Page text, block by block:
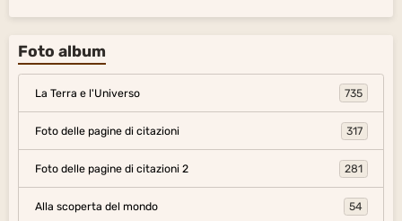
Foto album
La Terra e l'Universo 735
Foto delle pagine di citazioni 317
Foto delle pagine di citazioni 2 281
Alla scoperta del mondo 54